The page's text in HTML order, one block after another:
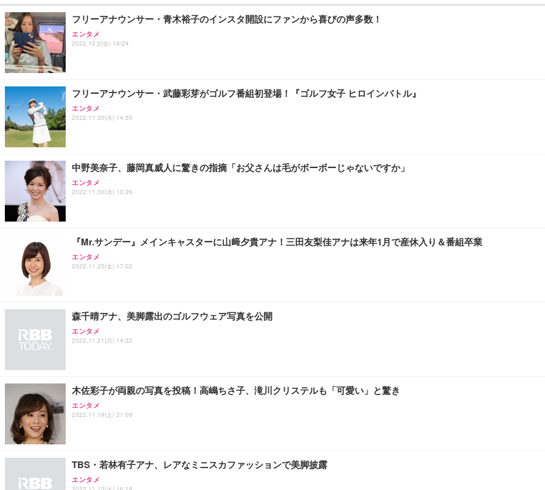
￥5,699
Sezlife オフィスチェア デスクチェア 疲れない テレワーク チェア 強化バックレスト 30度ロッキング機能 人間工学 椅子 腰サポート
ANDWINT オフィスチェア デスクチェア 肘なし メッシュ 通気性 ランバーサポート付き 腰サポート ガス圧無段階昇降 360度回転 キ
￥105,595
￥3,373
フリーアナウンサー・青木裕子のインスタ開設にファンから喜びの声多数！
エンタメ
2022.12.2(金) 19:24
フリーアナウンサー・武藤彩芽がゴルフ番組初登場！『ゴルフ女子 ヒロインバトル』
エンタメ
2022.11.30(水) 14:55
中野美奈子、藤岡真威人に驚きの指摘「お父さんは毛がボーボーじゃないですか」
エンタメ
2022.11.30(水) 10:26
『Mr.サンデー』メインキャスターに山﨑夕貴アナ！三田友梨佳アナは来年1月で産休入り＆番組卒業
エンタメ
2022.11.25(金) 17:02
森千晴アナ、美脚露出のゴルフウェア写真を公開
エンタメ
2022.11.21(月) 14:32
木佐彩子が両親の写真を投稿！高嶋ちさ子、滝川クリステルも「可愛い」と驚き
エンタメ
2022.11.19(土) 21:09
TBS・若林有子アナ、レアなミニスカファッションで美脚披露
エンタメ